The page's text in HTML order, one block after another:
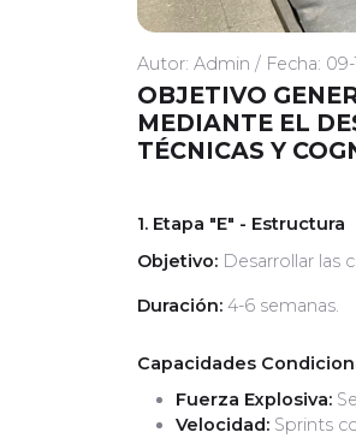
Autor: Admin / Fecha: 09-
OBJETIVO
MEDIANTE EL
TÉCNICAS Y
1. Etapa "E" - Estructura
Objetivo: Desarrollar las
Duración: 4-6 semanas.
Capacidades
Fuerza Explosiva:
Velocidad: Sprints